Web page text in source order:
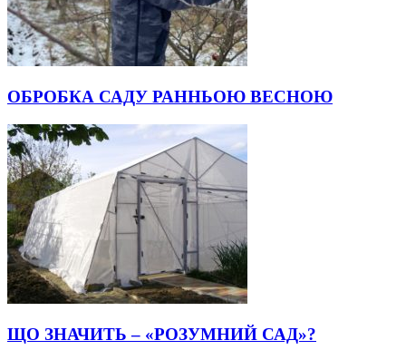
ОБРОБКА САДУ РАННЬОЮ ВЕСНОЮ
ЩО ЗНАЧИТЬ – «РОЗУМНИЙ САД»?